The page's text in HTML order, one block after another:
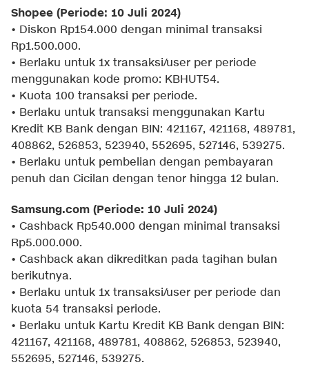
Shopee (Periode: 10 Juli 2024)
• Diskon Rp154.000 dengan minimal transaksi
Rp1.500.000.
• Berlaku untuk 1x transaksi/user per periode
menggunakan kode promo: KBHUT54.
• Kuota 100 transaksi per periode.
• Berlaku untuk transaksi menggunakan Kartu
Kredit KB Bank dengan BIN: 421167, 421168, 489781,
408862, 526853, 523940, 552695, 527146, 539275.
• Berlaku untuk pembelian dengan pembayaran
penuh dan Cicilan dengan tenor hingga 12 bulan.
Samsung.com (Periode: 10 Juli 2024)
• Cashback Rp540.000 dengan minimal transaksi
Rp5.000.000.
• Cashback akan dikreditkan pada tagihan bulan
berikutnya.
• Berlaku untuk 1x transaksi/user per periode dan
kuota 54 transaksi periode.
• Berlaku untuk Kartu Kredit KB Bank dengan BIN:
421167, 421168, 489781, 408862, 526853, 523940,
552695, 527146, 539275.